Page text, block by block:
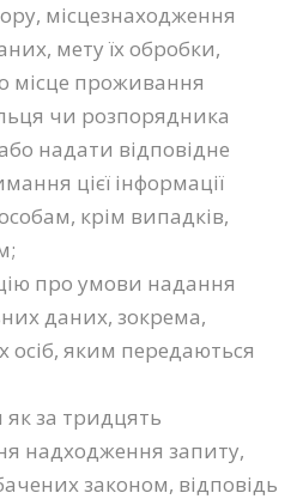
місцезнаходження
мету їх обробки,
місце проживання
чи розпорядника
надати відповідне
цієї інформації
крім випадків,
про умови надання
даних, зокрема,
осіб, яким передаються
за тридцять
надходження запиту,
законом, відповідь